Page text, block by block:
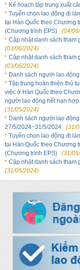
Kế hoạch tập trung xuất
Tuyển chọn lao động đi
tại Hàn Quốc theo Chương
(Chương trình EPS)
(04/
Cập nhật danh sách tham
(03/06/2024)
Cập nhật danh sách tham
(03/06/2024)
Danh sách người lao
Tập trung hoàn thiện thủ
việc ở Hàn Quốc theo
người lao động hết hạn
(31/05/2024)
Danh sách người lao
27/5/2024~31/5/2024
(31/
Tuyển chọn lao động đi
tại Hàn Quốc theo Chương
(Chương trình EPS)
(31/
Cập nhật danh sách tham
(31/05/2024)